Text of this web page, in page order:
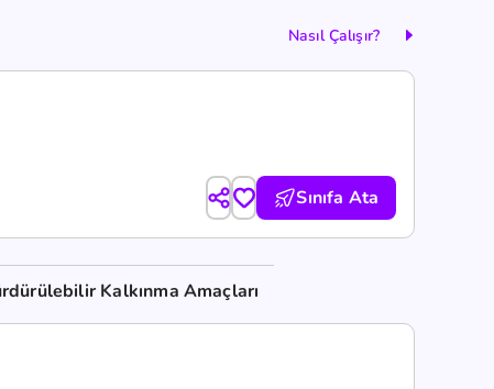
Nasıl Çalışır?
Sınıfa Ata
Kalkınma Amaçları